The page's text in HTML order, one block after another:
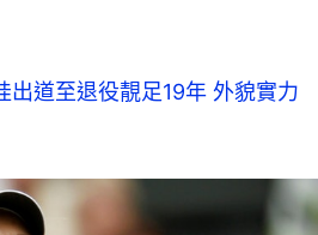
出道至退役靚足19年 外貌實力